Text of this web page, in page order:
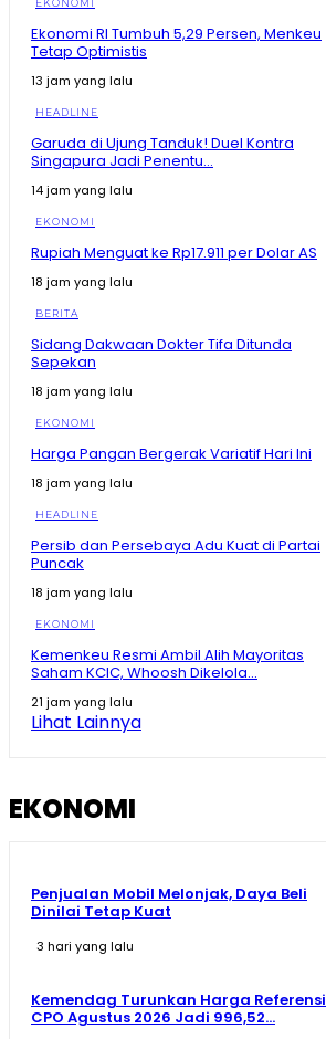
Ekonomi RI Tumbuh 5,29 Persen, Menkeu
Tetap Optimistis
13 jam yang lalu
HEADLINE
Garuda di Ujung Tanduk! Duel Kontra
Singapura Jadi Penentu...
14 jam yang lalu
EKONOMI
Rupiah Menguat ke Rp17.911 per Dolar AS
18 jam yang lalu
BERITA
Sidang Dakwaan Dokter Tifa Ditunda
Sepekan
18 jam yang lalu
EKONOMI
Harga Pangan Bergerak Variatif Hari Ini
18 jam yang lalu
HEADLINE
Persib dan Persebaya Adu Kuat di Partai
Puncak
18 jam yang lalu
EKONOMI
Kemenkeu Resmi Ambil Alih Mayoritas
Saham KCIC, Whoosh Dikelola...
21 jam yang lalu
Lihat Lainnya
EKONOMI
Penjualan Mobil Melonjak, Daya Beli
Dinilai Tetap Kuat
3 hari yang lalu
Kemendag Turunkan Harga Referensi
CPO Agustus 2026 Jadi 996,52...